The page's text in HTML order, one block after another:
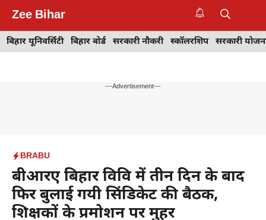
content
Zee Bihar
बिहार यूनिवर्सिटी बिहार बोर्ड सरकारी नौकरी स्कॉलरशिप सरकारी
---Advertisement---
BRABU
बीआरए बिहार विवि में तीन दिन के बाद
फिर बुलाई गयी सिंडिकेट की बैठक,
शिक्षकों के प्रमोशन पर मुहर